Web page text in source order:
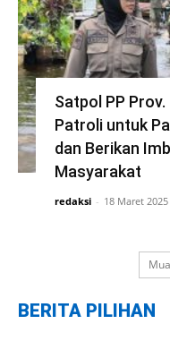
Satpol PP
Patroli untuk
dan Berikan
Masyarakat
redaksi - 18 Maret 2025
BERITA PILIHAN